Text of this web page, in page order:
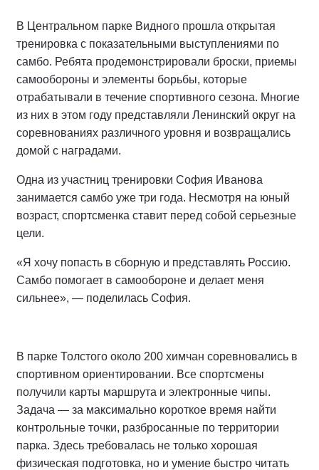
В Центральном парке Видного прошла открытая
тренировка с показательными выступлениями по
самбо. Ребята продемонстрировали броски, приемы
самообороны и элементы борьбы, которые
отрабатывали в течение спортивного сезона. Многие
из них в этом году представляли Ленинский округ на
соревнованиях различного уровня и возвращались
домой с наградами.
Одна из участниц тренировки София Иванова
занимается самбо уже три года. Несмотря на юный
возраст, спортсменка ставит перед собой серьезные
цели.
«Я хочу попасть в сборную и представлять Россию.
Самбо помогает в самообороне и делает меня
сильнее», — поделилась София.
В парке Толстого около 200 химчан соревновались в
спортивном ориентировании. Все спортсмены
получили карты маршрута и электронные чипы.
Задача — за максимально короткое время найти
контрольные точки, разбросанные по территории
парка. Здесь требовалась не только хорошая
физическая подготовка, но и умение быстро читать